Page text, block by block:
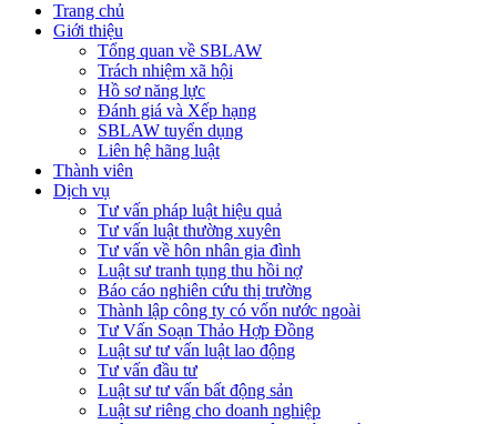
Trang chủ
Giới thiệu
Tổng quan về SBLAW
Trách nhiệm xã hội
Hồ sơ năng lực
Đánh giá và Xếp hạng
SBLAW tuyển dụng
Liên hệ hãng luật
Thành viên
Dịch vụ
Tư vấn pháp luật hiệu quả
Tư vấn luật thường xuyên
Tư vấn về hôn nhân gia đình
Luật sư tranh tụng thu hồi nợ
Báo cáo nghiên cứu thị trường
Thành lập công ty có vốn nước ngoài
Tư Vấn Soạn Thảo Hợp Đồng
Luật sư tư vấn luật lao động
Tư vấn đầu tư
Luật sư tư vấn bất động sản
Luật sư riêng cho doanh nghiệp